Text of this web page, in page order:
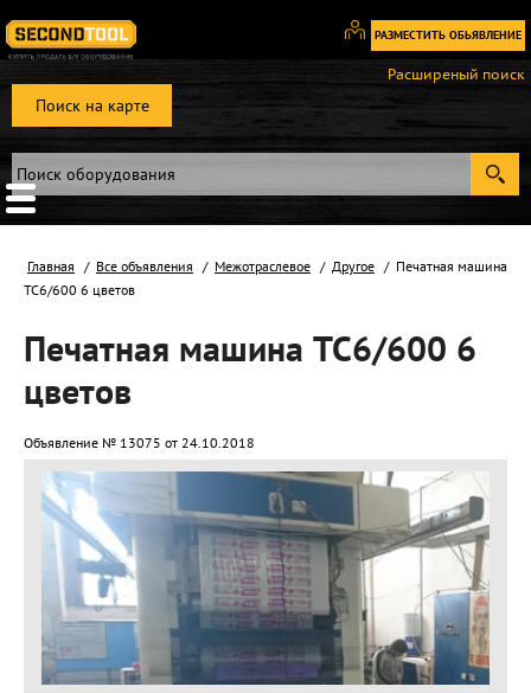
РАЗМЕСТИТЬ ОБЬЯВЛЕНИЕ
Вход
Регистрация
Поиск на карте
Расширеный поиск
Главная Все объявления Межотраслевое Другое
Печатная машина
TC6/600 6 цветов
Печатная машина TC6/600 6
цветов
Объявление № 13075 от 24.10.2018